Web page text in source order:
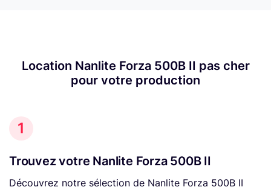
Location Nanlite Forza 500B II pas cher
pour votre production
1
Trouvez votre Nanlite Forza 500B II
Découvrez notre sélection de Nanlite Forza 500B II